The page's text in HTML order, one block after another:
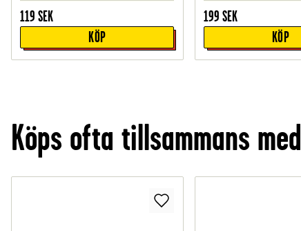
119 SEK
KÖP
199 SEK
KÖP
Köps ofta tillsammans med